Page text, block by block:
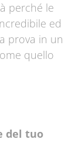
perché le
ed
prova in un
quello
del tuo